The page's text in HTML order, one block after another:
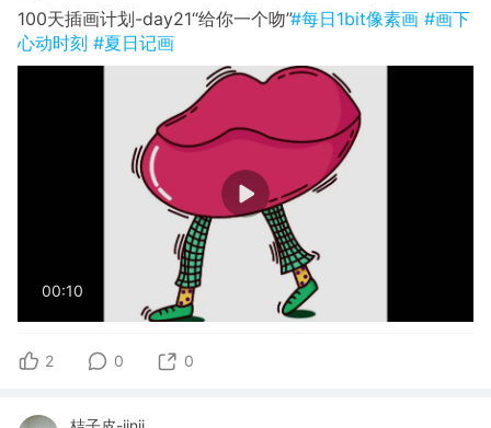
100天插画计划-day21“给你一个吻”#每日1bit像素画 #画下
心动时刻 #夏日记画
00:10
2 0 0